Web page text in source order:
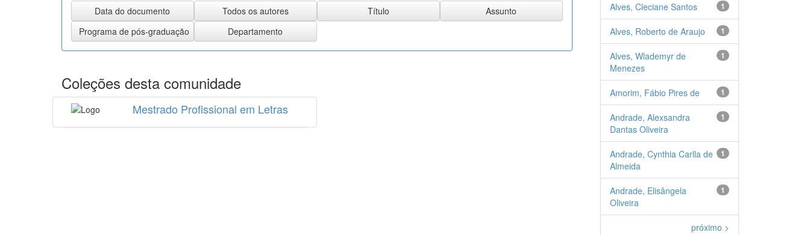
Coleções desta comunidade
Mestrado Profissional em Letras
1
Alves, Cleciane Santos
1
Alves, Roberto de Araujo
1
Alves, Wlademyr de
Menezes
1
Amorim, Fábio Pires de
1
Andrade, Alexsandra
Dantas Oliveira
1
Andrade, Cynthia Carlla de
Almeida
1
Andrade, Elisângela
Oliveira
próximo >